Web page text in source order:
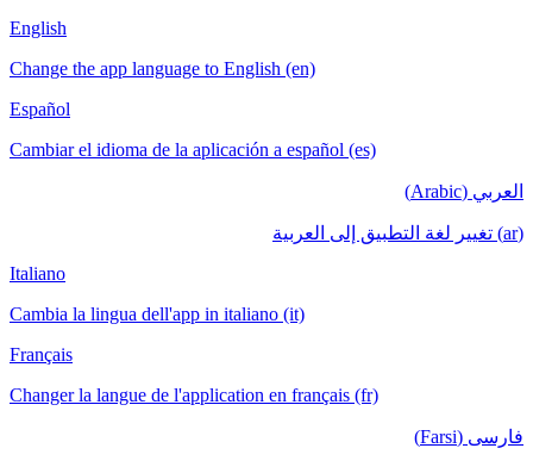
English
Change the app language to English (en)
Español
Cambiar el idioma de la aplicación a español (es)
العربي (Arabic)
(ar) تغيير لغة التطبيق إلى العربية
Italiano
Cambia la lingua dell'app in italiano (it)
Français
Changer la langue de l'application en français (fr)
فارسی (Farsi)